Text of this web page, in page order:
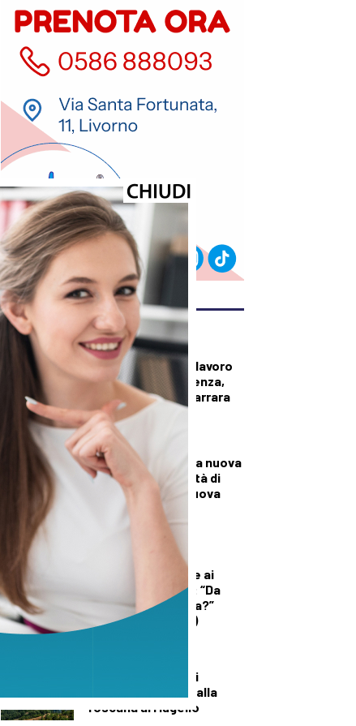
ULTIMI ARTICOLI
CRONACA
Operaio morto sul lavoro
in un’azienda di Avenza,
lutto cittadino a Carrara
per i funerali
CRONACA
A Palazzo Mazzini la nuova
Casa della Comunità di
Pontremoli: è la nuova
sede della sanità
Licia Colò risponde ai
commenti sull’età: “Da
quando è un’offesa?”
(solo per le donne)
Un’altra giornata di
incendi di bosco, dalla
Toscana al Mugello